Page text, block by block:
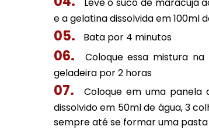
e a gelatina dissolvida em 100ml
Bata por 4 minutos
Coloque essa mistura
geladeira por 2 horas
Coloque em uma panela
dissolvido em 50ml de água, 3
sempre até se formar uma